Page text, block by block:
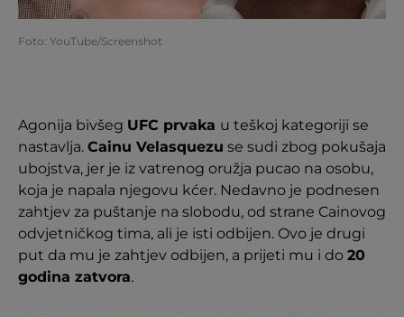
Foto: YouTube/Screenshot
Agonija bivšeg UFC prvaka u teškoj kategoriji se
nastavlja. Cainu Velasquezu se sudi zbog pokušaja
ubojstva, jer je iz vatrenog oružja pucao na osobu,
koja je napala njegovu kćer. Nedavno je podnesen
zahtjev za puštanje na slobodu, od strane Cainovog
odvjetničkog tima, ali je isti odbijen. Ovo je drugi
put da mu je zahtjev odbijen, a prijeti mu i do 20
godina zatvora.